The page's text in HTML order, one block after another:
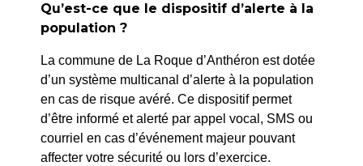
Mme Levy Marie
SUIV
Mme Bocina Sylvana
Qu’est-ce que le dispositif d’alerte à la
population ?
La commune de La Roque d’Anthéron est dotée
d’un système multicanal d’alerte à la population
en cas de risque avéré. Ce dispositif permet
d’être informé et alerté par appel vocal, SMS ou
courriel en cas d’événement majeur pouvant
affecter votre sécurité ou lors d’exercice.